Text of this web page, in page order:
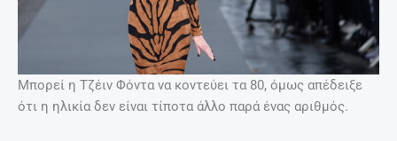
Μπορεί η Τζέιν Φόντα να κοντεύει τα 80, όμως απέδειξε
ότι η ηλικία δεν είναι τίποτα άλλο παρά ένας αριθμός.